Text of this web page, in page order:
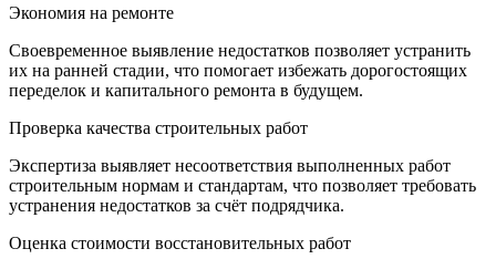
Экономия на ремонте
Своевременное выявление недостатков позволяет устранить
их на ранней стадии, что помогает избежать дорогостоящих
переделок и капитального ремонта в будущем.
Проверка качества строительных работ
Экспертиза выявляет несоответствия выполненных работ
строительным нормам и стандартам, что позволяет требовать
устранения недостатков за счёт подрядчика.
Оценка стоимости восстановительных работ